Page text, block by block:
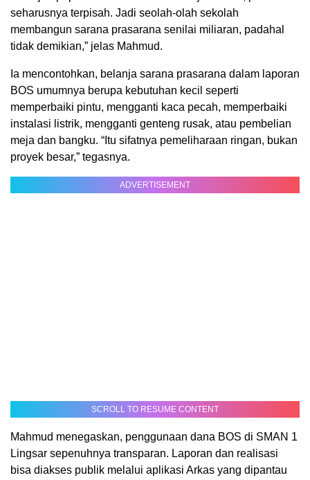
seharusnya terpisah. Jadi seolah-olah sekolah
membangun sarana prasarana senilai miliaran, padahal
tidak demikian,” jelas Mahmud.
Ia mencontohkan, belanja sarana prasarana dalam laporan
BOS umumnya berupa kebutuhan kecil seperti
memperbaiki pintu, mengganti kaca pecah, memperbaiki
instalasi listrik, mengganti genteng rusak, atau pembelian
meja dan bangku. “Itu sifatnya pemeliharaan ringan, bukan
proyek besar,” tegasnya.
ADVERTISEMENT
SCROLL TO RESUME CONTENT
Mahmud menegaskan, penggunaan dana BOS di SMAN 1
Lingsar sepenuhnya transparan. Laporan dan realisasi
bisa diakses publik melalui aplikasi Arkas yang dipantau